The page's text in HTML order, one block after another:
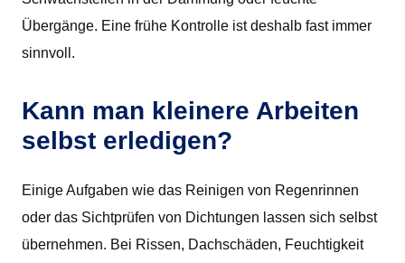
Übergänge. Eine frühe Kontrolle ist deshalb fast immer
sinnvoll.
Kann man kleinere Arbeiten
selbst erledigen?
Einige Aufgaben wie das Reinigen von Regenrinnen
oder das Sichtprüfen von Dichtungen lassen sich selbst
übernehmen. Bei Rissen, Dachschäden, Feuchtigkeit